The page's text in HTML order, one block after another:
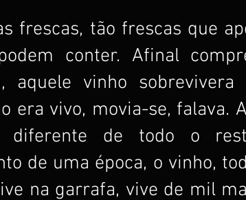
frescas, tão frescas que
conter. Afinal
aquele vinho sobrevivera
era vivo, movia-se, falava.
diferente de todo o
de uma época, o vinho,
na garrafa, vive de mil